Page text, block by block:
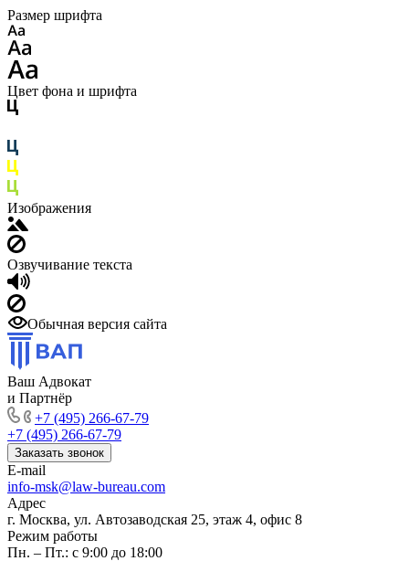
Размер шрифта
Цвет фона и шрифта
Изображения
Озвучивание текста
Обычная версия сайта
Ваш Адвокат
и Партнёр
+7 (495) 266-67-79
+7 (495) 266-67-79
Заказать звонок
E-mail
info-msk@law-bureau.com
Адрес
г. Москва, ул. Автозаводская 25, этаж 4, офис 8
Режим работы
Пн. – Пт.: с 9:00 до 18:00